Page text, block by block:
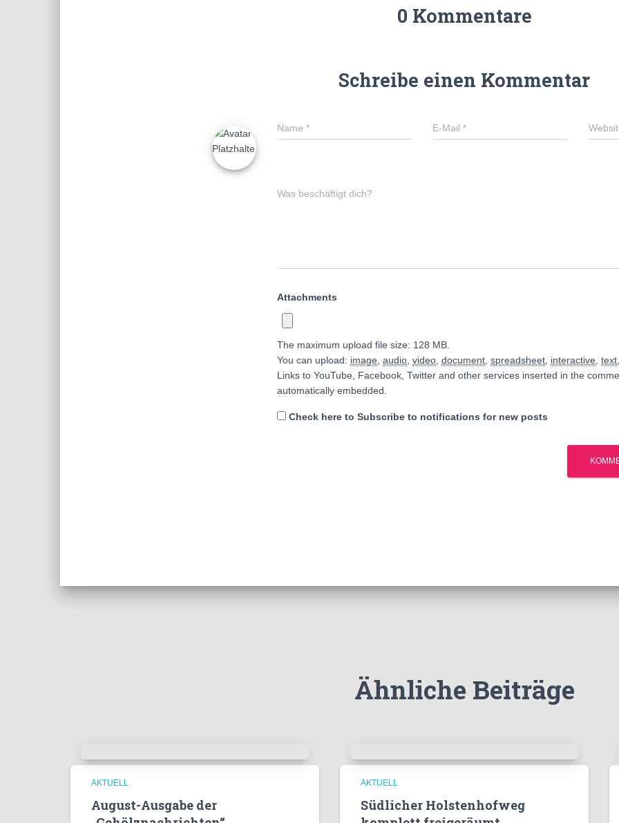
0 Kommentare
Schreibe einen Kommentar
Name * E-Mail*
Was beschäftigt dich?
Attachments
The maximum upload file size: 128 MB.
You can upload: image audio video document spreadsheet interactive text
Links to YouTube, Facebook, Twitter and other services inserted in the
automatically embedded.
Check here to Subscribe to notifications for new posts
Ähnliche Beiträge
AKTUELL
August-Ausgabe der
AKTUELL
Südlicher Holstenhofweg